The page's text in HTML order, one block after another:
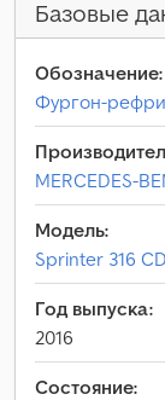
Базовые
Обозначение:
Фургон-
MERCEDES-
Модель:
Sprinter 316
Год выпуска:
2016
Состояние: